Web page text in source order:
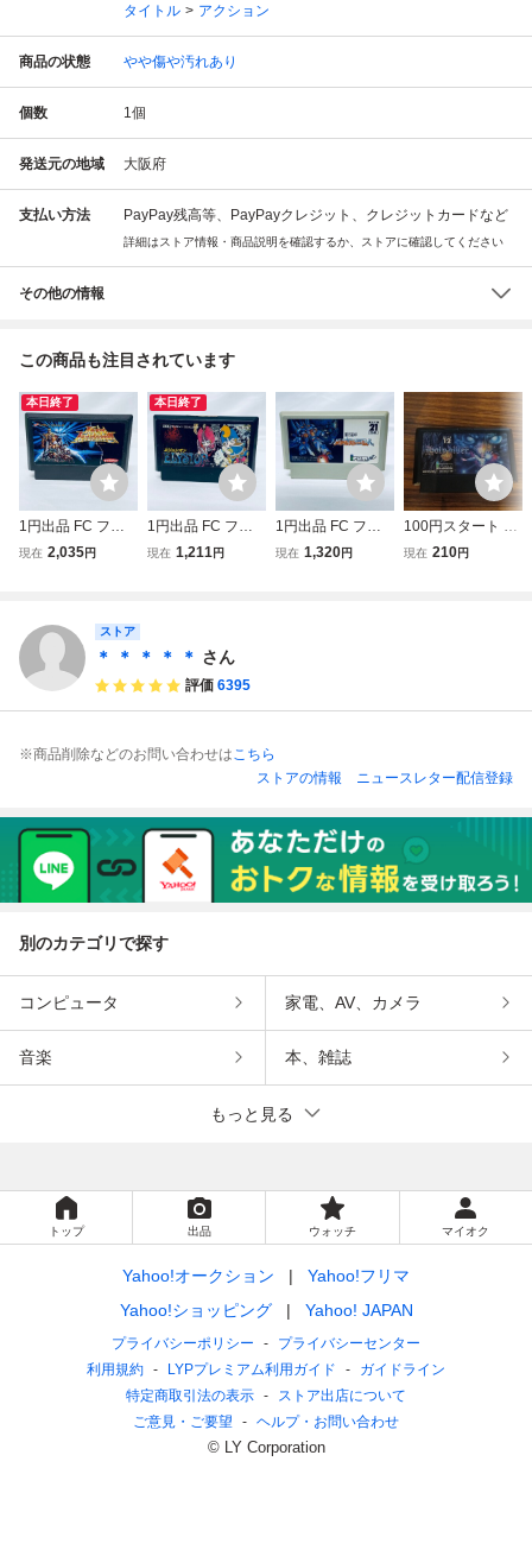
タイトル
アクション
商品の状態 やや傷や汚れあり
個数 1個
発送元の地域 大阪府
支払い方法 PayPay残高等、PayPayクレジット、クレジットカードなど
詳細はストア情報・商品説明を確認するか、ストアに確認してください
その他の情報
この商品も注目されています
本日終了
1円出品 FC ファ
ミコンソフト ラス
現在 2,035円
本日終了
1円出品 FC ファ
ミコンソフト エリ
現在 1,211円
1円出品 FC ファ
ミコンソフト 重力
現在 1,320円
100円スタート 動
作確認 ファミコン
現在 210円
ストア
＊ ＊ ＊ ＊ ＊ さん
評価 6395
※商品削除などのお問い合わせはこちら
ストアの情報
ニュースレター配信登録
別のカテゴリで探す
コンピュータ 家電、AV、カメラ
音楽 本、雑誌
もっと見る
トップ 出品 ウォッチ マイオク
Yahoo!オークション
Yahoo!フリマ
Yahoo!ショッピング
Yahoo! JAPAN
プライバシーポリシー
プライバシーセンター
利用規約
LYPプレミアム利用ガイド
ガイドライン
特定商取引法の表示
ストア出店について
ご意見・ご要望
ヘルプ・お問い合わせ
© LY Corporation